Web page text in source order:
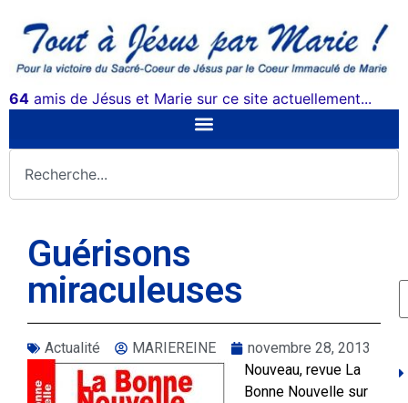
64 amis de Jésus et Marie sur ce site actuellement...
Guérisons
miraculeuses
Actualité MARIEREINE
novembre 28, 2013
Nouveau, revue La
Bonne Nouvelle sur